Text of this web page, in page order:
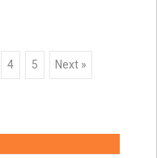
4 5 Next »